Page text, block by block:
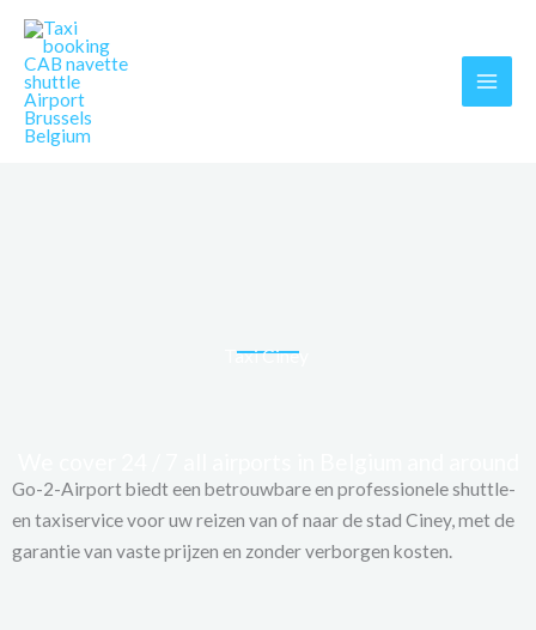
Skip
content
Taxi Ciney
Go-2-Airport biedt een betrouwbare en professionele shuttle-
en taxiservice voor uw reizen van of naar de stad Ciney, met de
garantie van vaste prijzen en zonder verborgen kosten.